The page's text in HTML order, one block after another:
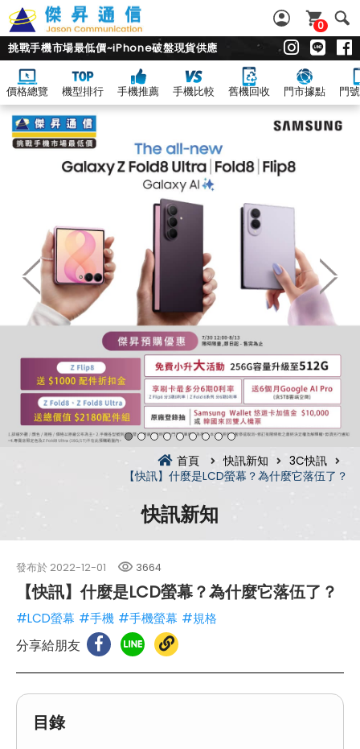
0
挑戰手機市場最低價~iPhone破盤現貨供應
價格總覽 機型排行 手機推薦 手機比較 舊機回收 門市據點 門
首頁 快訊新知
3C快訊
【快訊】什麼是LCD螢幕？為什麼它落伍了？
快訊新知
發布於 2022-12-01 3664
【快訊】什麼是LCD螢幕？為什麼它落伍了？
#LCD螢幕 #手機 #手機螢幕 #規格
分享給朋友
目錄